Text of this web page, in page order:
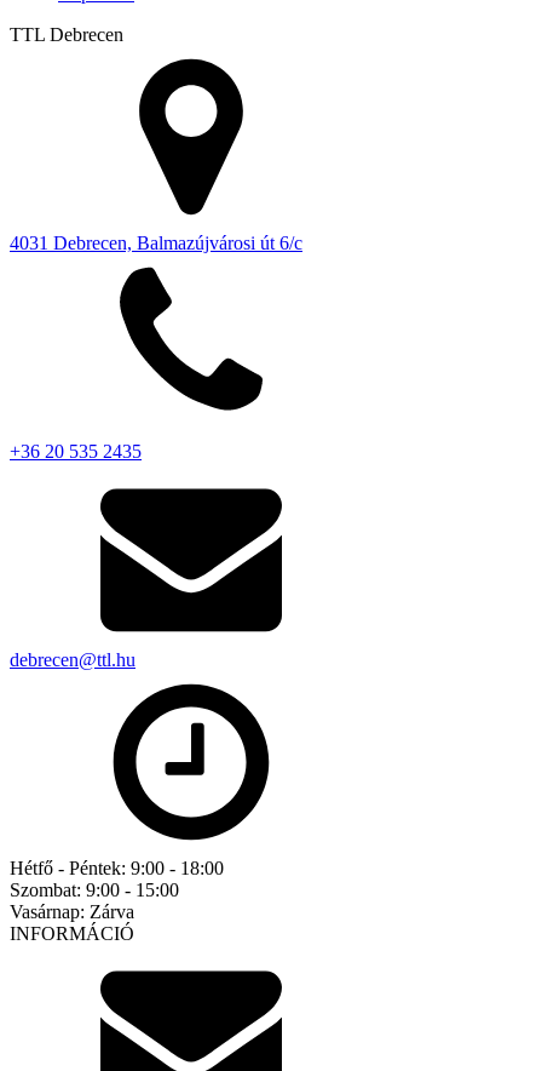
TTL Debrecen
4031 Debrecen, Balmazújvárosi út 6/c
+36 20 535 2435
debrecen@ttl.hu
Hétfő - Péntek: 9:00 - 18:00
Szombat: 9:00 - 15:00
Vasárnap: Zárva
INFORMÁCIÓ